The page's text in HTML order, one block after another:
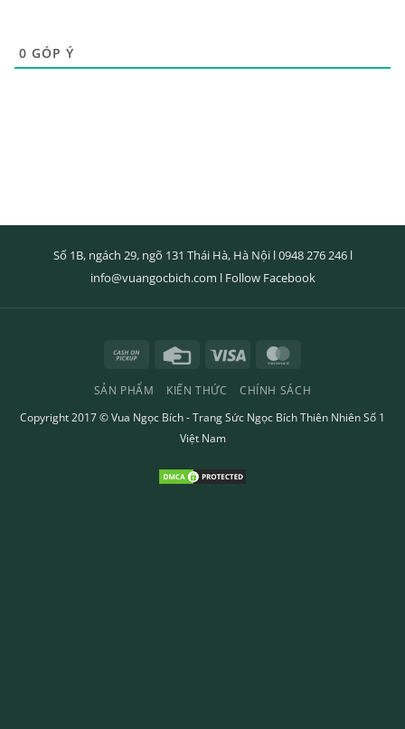
0 GÓP Ý
Số 1B, ngách 29, ngõ 131 Thái Hà, Hà Nội l0948 276 246l
info@vuangocbich.com l Follow Facebook
Cash
Pickup
Credit
Visa
SẢN PHẨM KIẾN THỨC CHÍNH SÁCH
Copyright 2017 © Vua Ngọc Bích - Trang Sức Ngọc Bích Thiên Nhiên Số 1
Việt Nam